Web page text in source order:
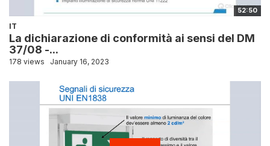
52:50
IT
La dichiarazione di conformità ai sensi del DM
37/08 -...
178 views January 16, 2023